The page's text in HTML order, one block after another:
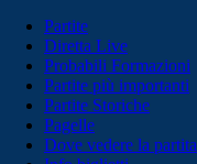
Partite
Diretta Live
Probabili Formazioni
Partite più importanti
Partite Storiche
Pagelle
Dove vedere la partita